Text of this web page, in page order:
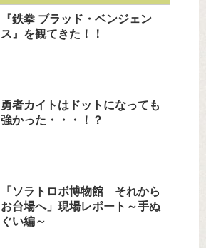
『鉄拳 ブラッド・ベンジェン
ス』を観てきた！！
勇者カイトはドットになっても
強かった・・・！？
「ソラトロボ博物館 それから
お台場へ」現場レポート～手ぬ
ぐい編～